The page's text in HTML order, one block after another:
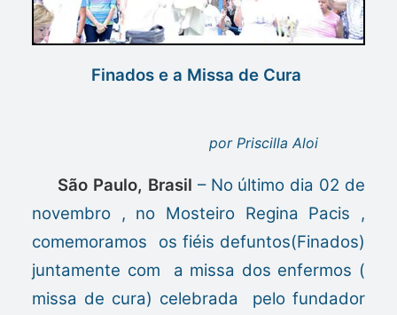
Finados e a Missa de Cura
por Priscilla Aloi
São Paulo, Brasil – No último dia 02 de
novembro , no Mosteiro Regina Pacis ,
comemoramos os fiéis defuntos(Finados)
juntamente com a missa dos enfermos (
missa de cura) celebrada pelo fundador